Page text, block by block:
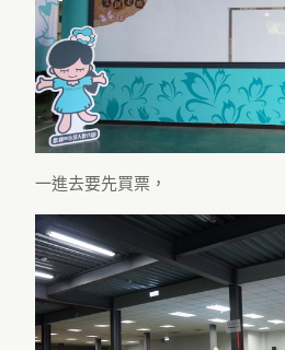
一進去要先買票，